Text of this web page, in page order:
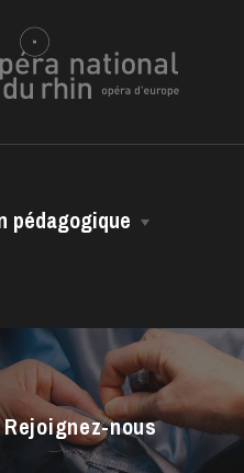
pédagogique
pédagogiques
métiers
Rejoignez-nous